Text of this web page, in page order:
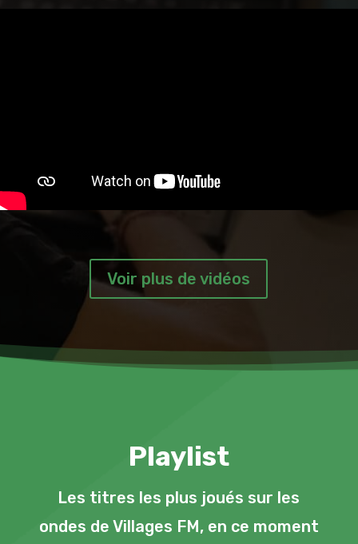
Voir plus de vidéos
Playlist
Les titres les plus joués sur les
ondes de Villages FM, en ce moment